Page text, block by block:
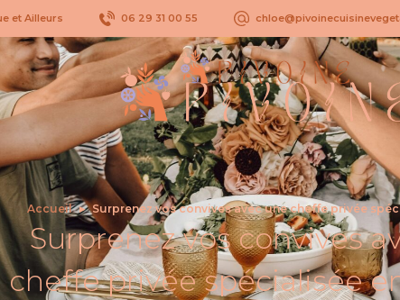
et Ailleurs 06 29 31 00 55
Accueil ▸ Surprenez vos convives avec une cheffe privée
Surprenez vos convives
cheffe privée spécialisée